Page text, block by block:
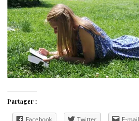
Partager :
Facebook Twitter E-mail